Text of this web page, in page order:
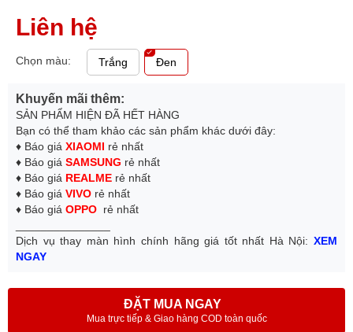
Liên hệ
Chọn màu: Trắng Đen
Khuyến mãi thêm:
SẢN PHẨM HIỆN ĐÃ HẾT HÀNG
Bạn có thể tham khảo các sản phẩm khác dưới đây:
♦ Báo giá XIAOMI rẻ nhất
♦ Báo giá SAMSUNG rẻ nhất
♦ Báo giá REALME rẻ nhất
♦ Báo giá VIVO rẻ nhất
♦ Báo giá OPPO rẻ nhất
Dịch vụ thay màn hình chính hãng giá tốt nhất Hà Nội: XEM
NGAY
ĐẶT MUA NGAY
Mua trực tiếp & Giao hàng COD toàn quốc